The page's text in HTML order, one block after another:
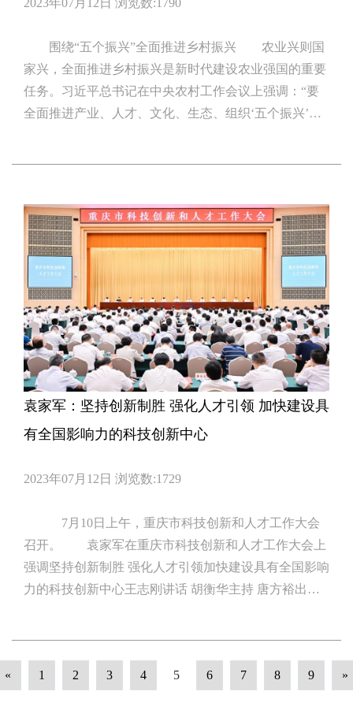
围绕“五个振兴”全面推进乡村振兴 农业兴则国
家兴，全面推进乡村振兴是新时代建设农业强国的重要
任务。习近平总书记在中央农村工作会议上强调：“要
全面推进产业、人才、文化、生态、组织‘五个振兴’，
南。 农业农村农民问题是关系国计民生的根本性问
题。“全面建
袁家军：坚持创新制胜 强化人才引领 加快建设具
有全国影响力的科技创新中心
2023年07月12日 浏览数:1729
7月10日上午，重庆市科技创新和人才工作大会
召开。 袁家军在重庆市科技创新和人才工作大会上
强调坚持创新制胜 强化人才引领加快建设具有全国影响
力的科技创新中心王志刚讲话 胡衡华主持 唐方裕出
记关于科技创新的重要论述和做好新时代人才工作的
« 1 2 3 4 5 6 7 8 9 »